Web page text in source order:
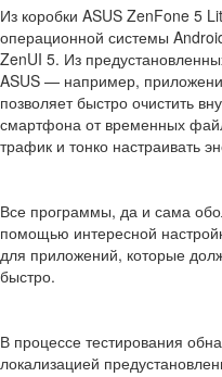
Из коробки ASUS ZenFone 5
операционной системы
ZenUI 5. Из
ASUS — например,
позволяет быстро очистить
смартфона от временных
трафик и тонко настраивать
Все программы, да и сама
помощью интересной
для приложений, которые
быстро.
В процессе тестирования
локализацией